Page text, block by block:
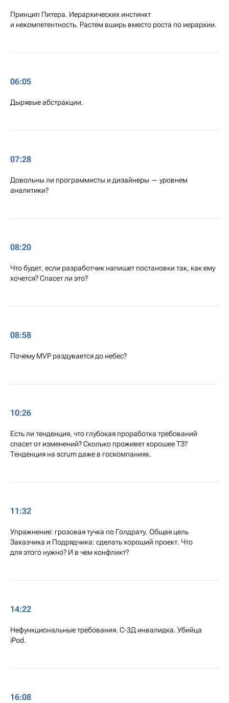
Принцип Питера. Иерархических инстинкт
и некомпетентность. Растем вширь вместо роста по иерархии.
06:05
Дырявые абстракции.
07:28
Довольны ли программисты и дизайнеры — уровнем
аналитики?
08:20
Что будет, если разработчик напишет постановки так, как ему
хочется? Спасет ли это?
08:58
Почему MVP раздувается до небес?
10:26
Есть ли тенденция, что глубокая проработка требований
спасет от изменений? Сколько проживет хорошее ТЗ?
Тенденция на scrum даже в госкомпаниях.
11:32
Упражнение: грозовая тучка по Голдрату. Общая цель
Заказчика и Подрядчика: сделать хороший проект. Что
для этого нужно? И в чем конфликт?
14:22
Нефункциональные требования. С-3Д инвалидка. Убийца
iPod.
16:08